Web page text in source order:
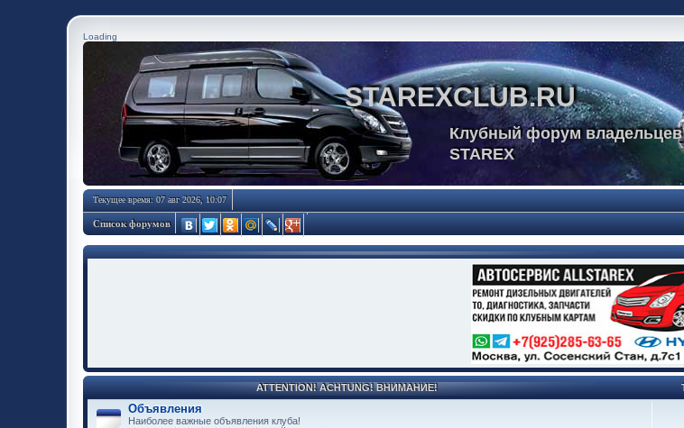
Loading
STAREXCLUB.RU
Клубный форум владельцев
STAREX
Текущее время: 07 авг 2026, 10:07
Список форумов
ATTENTION! ACHTUNG! ВНИМАНИЕ!
Объявления
Наиболее важные объявления клуба!